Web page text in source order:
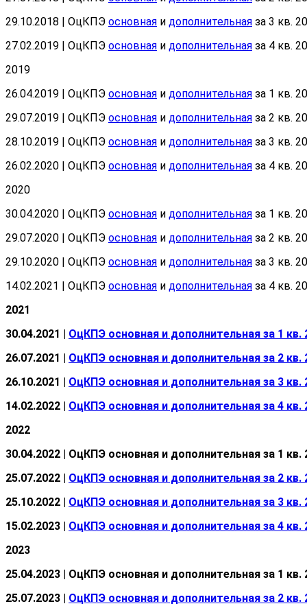
29.10.2018 | ОцКПЭ основная и дополнительная за 3 кв.
27.02.2019 | ОцКПЭ основная и дополнительная за 4 кв.
2019
26.04.2019 | ОцКПЭ основная и дополнительная за 1 кв.
29.07.2019 | ОцКПЭ основная и дополнительная за 2 кв.
28.10.2019 | ОцКПЭ основная и дополнительная за 3 кв.
26.02.2020 | ОцКПЭ основная и дополнительная за 4 кв.
2020
30.04.2020 | ОцКПЭ основная и дополнительная за 1 кв.
29.07.2020 | ОцКПЭ основная и дополнительная за 2 кв.
29.10.2020 | ОцКПЭ основная и дополнительная за 3 кв.
14.02.2021 | ОцКПЭ основная и дополнительная за 4 кв.
2021
30.04.2021 | ОцКПЭ основная и дополнительная за 1 кв.
26.07.2021 | ОцКПЭ основная и дополнительная за 2 кв.
26.10.2021 | ОцКПЭ основная и дополнительная за 3 кв.
14.02.2022 | ОцКПЭ основная и дополнительная за 4 кв.
2022
30.04.2022 | ОцКПЭ основная и дополнительная за 1 кв.
25.07.2022 | ОцКПЭ основная и дополнительная за 2 кв.
25.10.2022 | ОцКПЭ основная и дополнительная за 3 кв.
15.02.2023 | ОцКПЭ основная и дополнительная за 4 кв.
2023
25.04.2023 | ОцКПЭ основная и дополнительная за 1 кв.
25.07.2023 | ОцКПЭ основная и дополнительная за 2 кв.